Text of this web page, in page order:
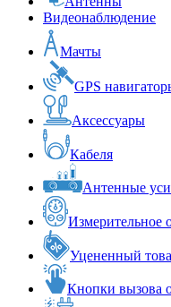
Видеонаблюдение
Мачты
GPS
Аксессуары
Кабеля
Антенные
Измерительное
Уцененный
Кнопки вызова